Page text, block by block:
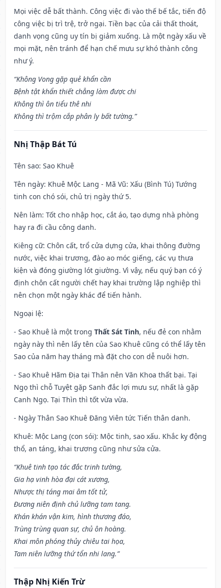
Mọi việc dễ bất thành. Công việc đi vào thế bế tắc, tiến độ
công việc bị trì trệ, trở ngại. Tiền bạc của cải thất thoát,
danh vọng cũng uy tín bị giảm xuống. Là một ngày xấu về
mọi mặt, nên tránh để hạn chế mưu sự khó thành công
như ý.
“Không Vong gặp quẻ khẩn cần
Bệnh tật khẩn thiết chẳng làm được chi
Không thì ôn tiểu thê nhi
Không thì trộm cắp phân ly bất tường.”
Nhị Thập Bát Tú
Tên sao: Sao Khuê
Tên ngày: Khuê Mộc Lang - Mã Vũ: Xấu (Bình Tú) Tướng
tinh con chó sói, chủ trị ngày thứ 5.
Nên làm: Tốt cho nhập học, cắt áo, tạo dựng nhà phòng
hay ra đi cầu công danh.
Kiêng cữ: Chôn cất, trổ cửa dựng cửa, khai thông đường
nước, việc khai trương, đào ao móc giếng, các vụ thưa
kiện và đóng giường lót giường. Vì vậy, nếu quý bạn có ý
định chôn cất người chết hay khai trường lập nghiệp thì
nên chọn một ngày khác để tiến hành.
Ngoại lệ:
- Sao Khuê là một trong Thất Sát Tinh, nếu đẻ con nhằm
ngày này thì nên lấy tên của Sao Khuê cũng có thể lấy tên
Sao của năm hay tháng mà đặt cho con dễ nuôi hơn.
- Sao Khuê Hãm Địa tại Thân nên Văn Khoa thất bại. Tại
Ngọ thì chỗ Tuyệt gặp Sanh đắc lợi mưu sự, nhất là gặp
Canh Ngọ. Tại Thìn thì tốt vừa vừa.
- Ngày Thân Sao Khuê Đăng Viên tức Tiến thân danh.
Khuê: Mộc Lang (con sói): Mộc tinh, sao xấu. Khắc kỵ động
thổ, an táng, khai trương cũng như sửa cửa.
“Khuê tinh tạo tác đắc trinh tường,
Gia hạ vinh hòa đại cát xương,
Nhược thị táng mai âm tốt tử,
Đương niên định chủ lưỡng tam tang.
Khán khán vận kim, hình thương đáo,
Trùng trùng quan sự, chủ ôn hoàng.
Khai môn phóng thủy chiêu tai họa,
Tam niên lưỡng thứ tổn nhi lang.”
Thập Nhị Kiến Trừ